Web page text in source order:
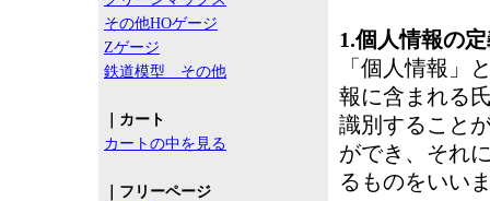
その他HOゲージ
Zゲージ
鉄道模型 その他
｜カート
カートの中を見る
｜フリーページ
1.個人情報の
「個人情報」
報に含まれる
識別すること
ができ、それ
るものをいい